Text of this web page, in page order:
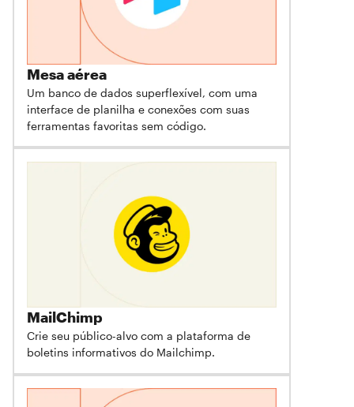
Mesa aérea
Um banco de dados superflexível, com uma
interface de planilha e conexões com suas
ferramentas favoritas sem código.
MailChimp
Crie seu público-alvo com a plataforma de
boletins informativos do Mailchimp.